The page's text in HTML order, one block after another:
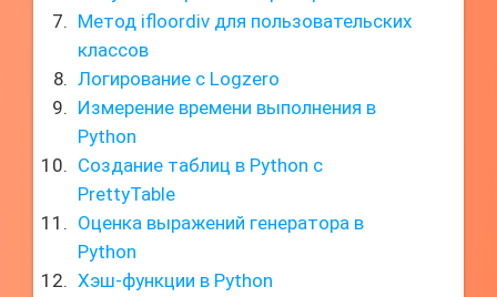
Метод ifloordiv для пользовательских
классов
Логирование с Logzero
Измерение времени выполнения в
Python
Создание таблиц в Python с
PrettyTable
Оценка выражений генератора в
Python
Хэш-функции в Python